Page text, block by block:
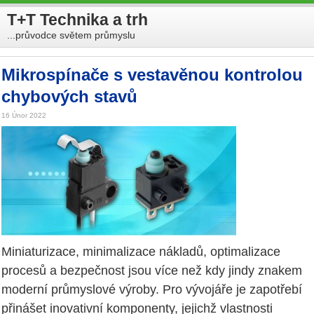
T+T Technika a trh
...průvodce světem průmyslu
Mikrospínače s vestavěnou kontrolou
chybových stavů
16 Únor 2022
Miniaturizace, minimalizace nákladů, optimalizace
procesů a bezpečnost jsou více než kdy jindy znakem
moderní průmyslové výroby. Pro vývojáře je zapotřebí
přinášet inovativní komponenty, jejichž vlastnosti